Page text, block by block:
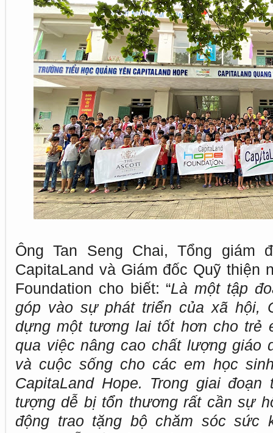
Ông Tan Seng Chai, Tổng giám
CapitaLand và Giám đốc Quỹ thiện
Foundation cho biết: “Là một tập
góp vào sự phát triển của xã hội,
dựng một tương lai tốt hơn cho trẻ
qua việc nâng cao chất lượng giáo
và cuộc sống cho các em học
CapitaLand Hope. Trong giai
tượng dễ bị tổn thương rất cần sự
động trao tặng bộ chăm sóc sức